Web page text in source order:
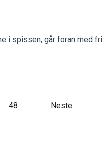
i spissen, går foran med
48 Neste